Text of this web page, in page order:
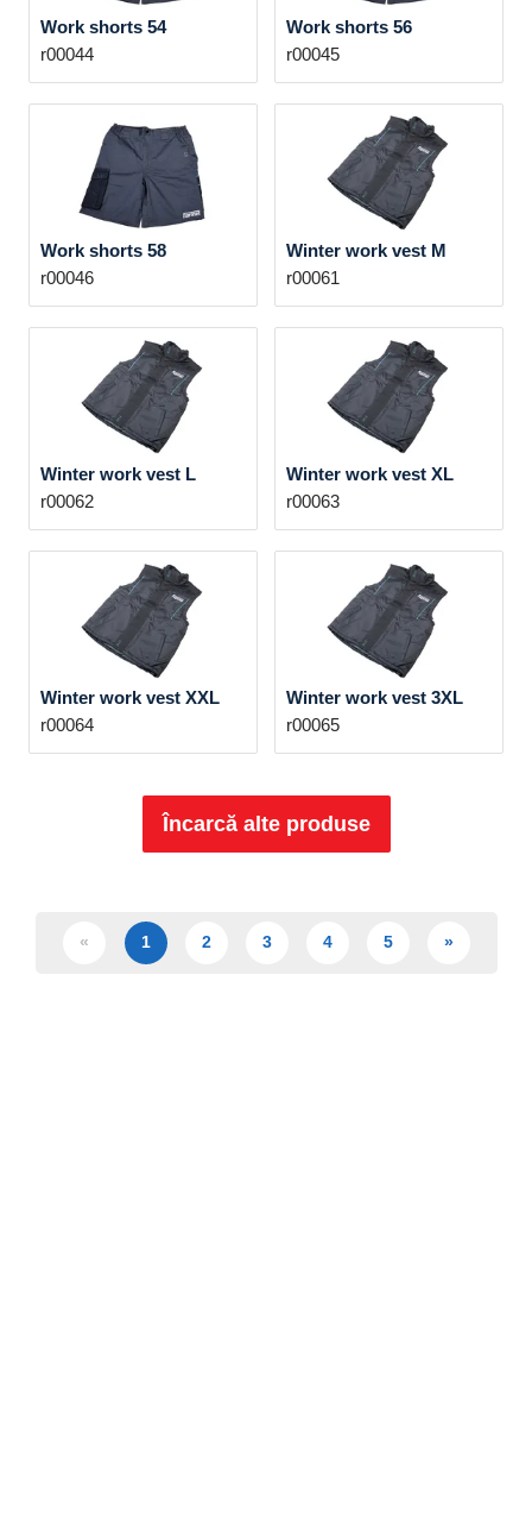
Work shorts 54
r00044
Work shorts 56
r00045
Work shorts 58
r00046
Winter work vest M
r00061
Winter work vest L
r00062
Winter work vest XL
r00063
Winter work vest XXL
r00064
Winter work vest 3XL
r00065
Încarcă alte produse
« 1 2 3 4 5 »